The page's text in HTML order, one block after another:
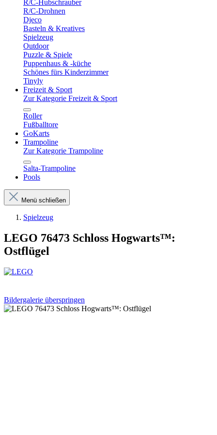
R/C-Hubschrauber
R/C-Drohnen
Djeco
Basteln & Kreatives
Spielzeug
Outdoor
Puzzle & Spiele
Puppenhaus & -küche
Schönes fürs Kinderzimmer
Tinyly
Freizeit & Sport
Zur Kategorie Freizeit & Sport
Roller
Fußballtore
GoKarts
Trampoline
Zur Kategorie Trampoline
Salta-Trampoline
Pools
Menü schließen
Spielzeug
LEGO 76473 Schloss Hogwarts™:
Ostflügel
Bildergalerie überspringen